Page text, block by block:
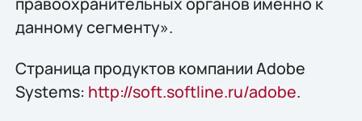
данному сегменту».
Страница продуктов компании Adobe
Systems: http://soft.softline.ru/adobe.